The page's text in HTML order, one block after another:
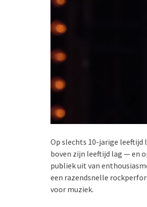
Op slechts 10-jarige
boven zijn leeftijd lag — en
publiek uit van
een razendsnelle
voor muziek.